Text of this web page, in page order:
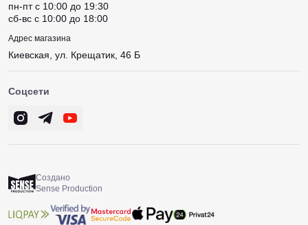
пн-пт c 10:00 до 19:30
сб-вс c 10:00 до 18:00
Адрес магазина
Киевская, ул. Крещатик, 46 Б
Соцсети
Создано
Sense Production